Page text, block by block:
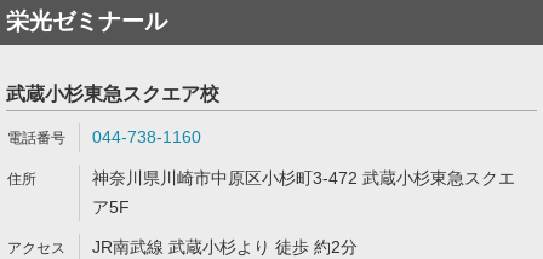
栄光ゼミナール
武蔵小杉東急スクエア校
044-738-1160
神奈川県川崎市中原区小杉町3-472 武蔵小杉東急スクエ
ア5F
JR南武線 武蔵小杉より 徒歩 約2分